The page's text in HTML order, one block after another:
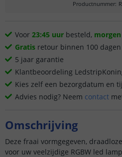
Productnummer:
Voor 23:45 uur besteld, morgen
Gratis retour binnen 100 dagen
5 jaar garantie
Klantbeoordeling
Kies zelf een bezorgdatum en
Advies nodig? Neem contact
Omschrijving
Deze fraai vormgegeven,
voor uw veelzijdige RGBW led